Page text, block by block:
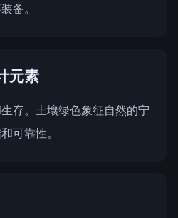
备。
元素
存。土壤绿色象征自然的宁
可靠性。